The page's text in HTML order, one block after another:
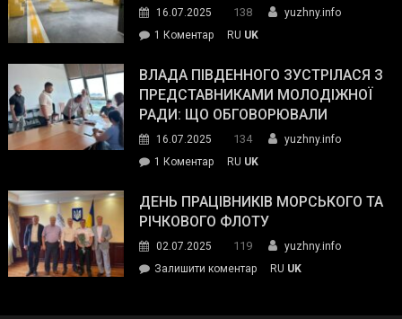
спільний
окупанти.
Маємо
діяти
команда
пожежу
у
16.07.2025 138
yuzhny.info
1 Коментардо
Південного
провів
інспекцію
укриття
RU UK
ВЛАДА ПІВДЕННОГО ЗУСТРІЛАСЯ З
ПРЕДСТАВНИКАМИ МОЛОДІЖНОЇ
РАДИ: ЩО ОБГОВОРЮВАЛИ
16.07.2025 134
yuzhny.info
1 Коментардо
Південного
зустрілася
представниками
молодіжної
RU UK
ДЕНЬ ПРАЦІВНИКІВ МОРСЬКОГО ТА
РІЧКОВОГО ФЛОТУ
02.07.2025 119
yuzhny.info
Залишити коментарon
RU UK